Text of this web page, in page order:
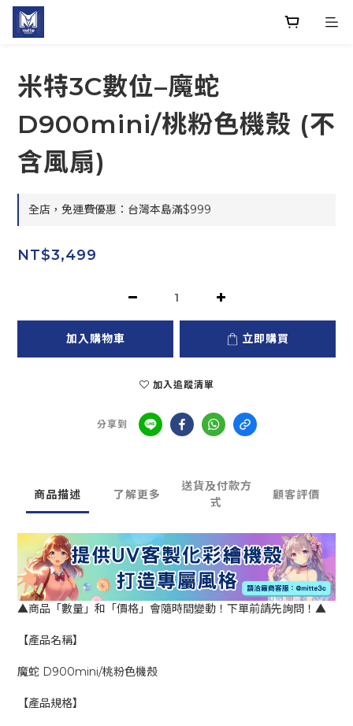
米特3C數位–魔蛇
D900mini/桃粉色機殼 (不
含風扇)
全店，免運費優惠：台灣本島滿$999
NT$3,499
加入購物車 立即購買
加入追蹤清單
分享到
商品描述 了解更多
送貨及付款方
式
顧客評價
▲商品「數量」和「價格」會隨時間變動！下單前請先詢問！▲
【產品名稱】
魔蛇 D900mini/桃粉色機殼
【產品規格】